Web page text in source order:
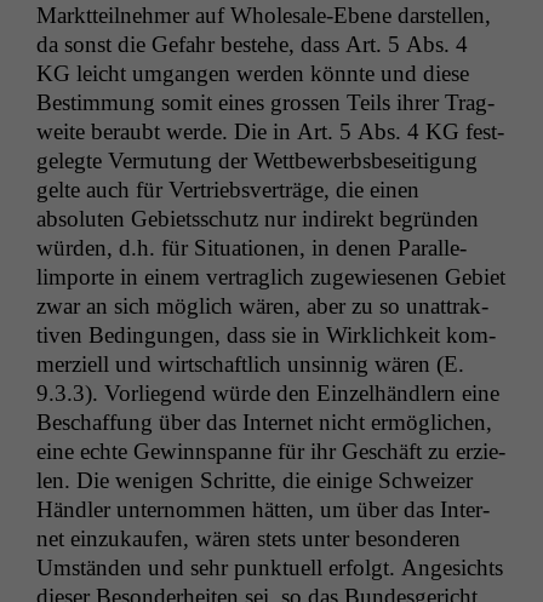
Mark­t­teil­nehmer auf Whole­sale-Ebene darstellen,
da son­st die Gefahr beste­he, dass Art. 5 Abs. 4
KG leicht umgan­gen wer­den kön­nte und diese
Bes­tim­mung somit eines grossen Teils ihrer Trag­
weite beraubt werde. Die in Art. 5 Abs. 4 KG fest­
gelegte Ver­mu­tung der Wet­tbe­werb­s­be­sei­t­i­gung
gelte auch für Ver­trieb­sverträge, die einen
absoluten Gebi­etss­chutz nur indi­rekt begrün­den
wür­den, d.h. für Sit­u­a­tio­nen, in denen Par­al­le­
limporte in einem ver­traglich zugewiese­nen Gebi­et
zwar an sich möglich wären, aber zu so unat­trak­
tiv­en Bedin­gun­gen, dass sie in Wirk­lichkeit kom­
merziell und wirtschaftlich unsin­nig wären (E.
9.3.3). Vor­liegend würde den Einzel­händlern eine
Beschaf­fung über das Inter­net nicht ermöglichen,
eine echte Gewinnspanne für ihr Geschäft zu erzie­
len. Die weni­gen Schritte, die einige Schweiz­er
Händler unter­nom­men hät­ten, um über das Inter­
net einzukaufen, wären stets unter beson­deren
Umstän­den und sehr punk­tuell erfol­gt. Angesichts
dieser Beson­der­heit­en sei, so das Bun­des­gericht,
Notwendige
Cookies
Diese
Cookies sind
nicht
optional, es
braucht sie,
damit die
Website
korrekt
angezeigt
werden kann.
Statistiken
Um unsere
Website zu
verbessern,
zeichnen
wir
anonyme
statistische
Daten auf.